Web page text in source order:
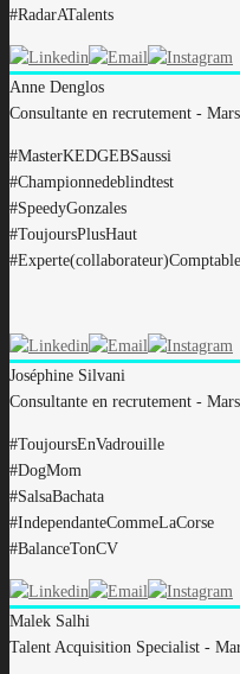
#RadarATalents
Anne Denglos
Consultante en recrutement -
#MasterKEDGEBSaussi
#Championnedeblindtest
#SpeedyGonzales
#ToujoursPlusHaut
#Experte(collaborateur)Comptable
Joséphine Silvani
Consultante en recrutement -
#ToujoursEnVadrouille
#DogMom
#SalsaBachata
#IndependanteCommeLaCorse
#BalanceTonCV
Malek Salhi
Talent Acquisition Specialist -